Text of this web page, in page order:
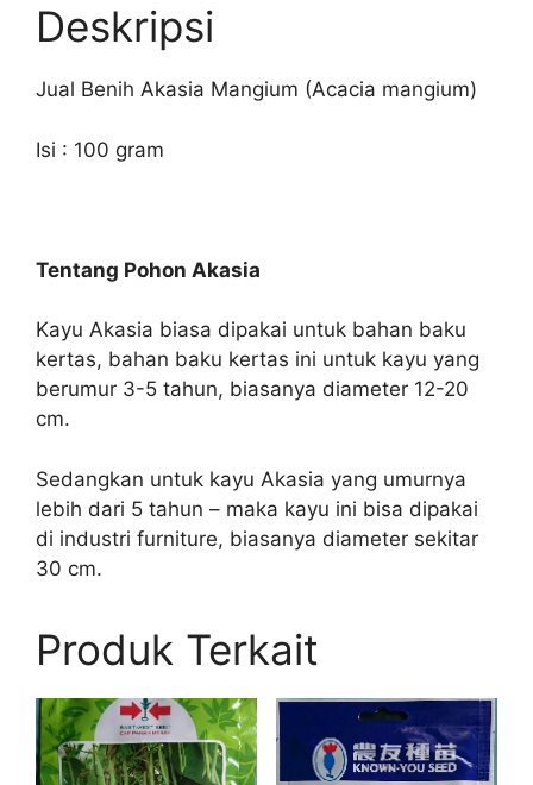
Deskripsi
Jual Benih Akasia Mangium (Acacia mangium)
Isi : 100 gram
Tentang Pohon Akasia
Kayu Akasia biasa dipakai untuk bahan baku
kertas, bahan baku kertas ini untuk kayu yang
berumur 3-5 tahun, biasanya diameter 12-20
cm.
Sedangkan untuk kayu Akasia yang umurnya
lebih dari 5 tahun – maka kayu ini bisa dipakai
di industri furniture, biasanya diameter sekitar
30 cm.
Produk Terkait